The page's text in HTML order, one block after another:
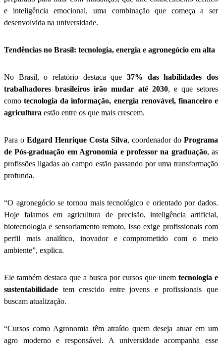
e inteligência emocional, uma combinação que começa a ser
desenvolvida na universidade.
Tendências no Brasil: tecnologia, energia e agronegócio em alta
No Brasil, o relatório destaca que 37% das habilidades dos
trabalhadores brasileiros irão mudar até 2030, e que setores
comotecnologia da informação, energia renovável, financeiro e
agricultura estão entre os que mais crescem.
Para o Edgard Henrique Costa Silva, coordenador do Programa
de Pós-graduação em Agronomia e professor na graduação, as
profissões ligadas ao campo estão passando por uma transformação
profunda.
“O agronegócio se tornou mais tecnológico e orientado por dados.
Hoje falamos em agricultura de precisão, inteligência artificial,
biotecnologia e sensoriamento remoto. Isso exige profissionais com
perfil mais analítico, inovador e comprometido com o meio
ambiente”, explica.
Ele também destaca que a busca por cursos que unem tecnologia e
sustentabilidade tem crescido entre jovens e profissionais que
buscam atualização.
“Cursos como Agronomia têm atraído quem deseja atuar em um
agro moderno e responsável. A universidade acompanha esse